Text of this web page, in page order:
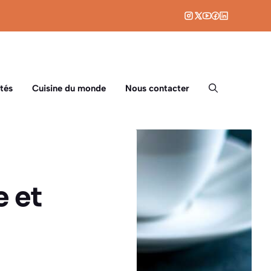
Cuisine du monde Nous contacter
et